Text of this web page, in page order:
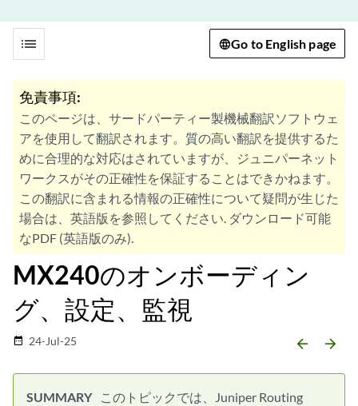
list Go to English page
免責事項:
このページは、サードパーティー製機械翻訳ソフトウェ
アを使用して翻訳されます。質の高い翻訳を提供するた
めに合理的な対応はされていますが、ジュニパーネット
ワークスがその正確性を保証することはできかねます。
この翻訳に含まれる情報の正確性について疑問が生じた
場合は、英語版を参照してください. ダウンロード可能
なPDF (英語版のみ).
MX240のオンボーディン
グ、設定、監視
date_range 24-Jul-25 arrow_backward arrow_forward
このトピックでは、Juniper Routing